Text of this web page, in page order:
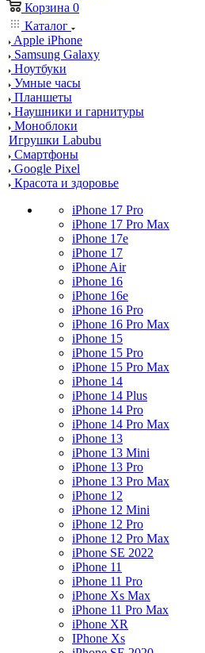
Корзина 0
Каталог
Apple iPhone
Samsung Galaxy
Ноутбуки
Умные часы
Планшеты
Наушники и гарнитуры
Моноблоки
Игрушки Labubu
Смартфоны
Google Pixel
Красота и здоровье
iPhone 17 Pro
iPhone 17 Pro Max
iPhone 17e
iPhone 17
iPhone Air
iPhone 16
iPhone 16e
iPhone 16 Pro
iPhone 16 Pro Max
iPhone 15
iPhone 15 Pro
iPhone 15 Pro Max
iPhone 14
iPhone 14 Plus
iPhone 14 Pro
iPhone 14 Pro Max
iPhone 13
iPhone 13 Mini
iPhone 13 Pro
iPhone 13 Pro Max
iPhone 12
iPhone 12 Mini
iPhone 12 Pro
iPhone 12 Pro Max
iPhone SE 2022
iPhone 11
iPhone 11 Pro
iPhone Xs Max
iPhone 11 Pro Max
iPhone XR
IPhone Xs